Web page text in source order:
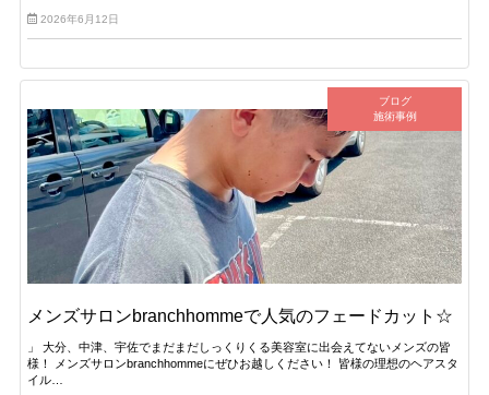
2026年6月12日
ブログ
施術事例
メンズサロンbranchhommeで人気のフェードカット☆
」 大分、中津、宇佐でまだまだしっくりくる美容室に出会えてないメンズの皆
様！ メンズサロンbranchhommeにぜひお越しください！ 皆様の理想のヘアスタ
イル…